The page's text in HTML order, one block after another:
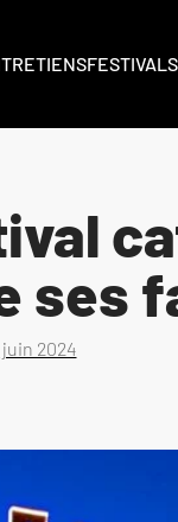
FESTIVALS
ses
juin 2024